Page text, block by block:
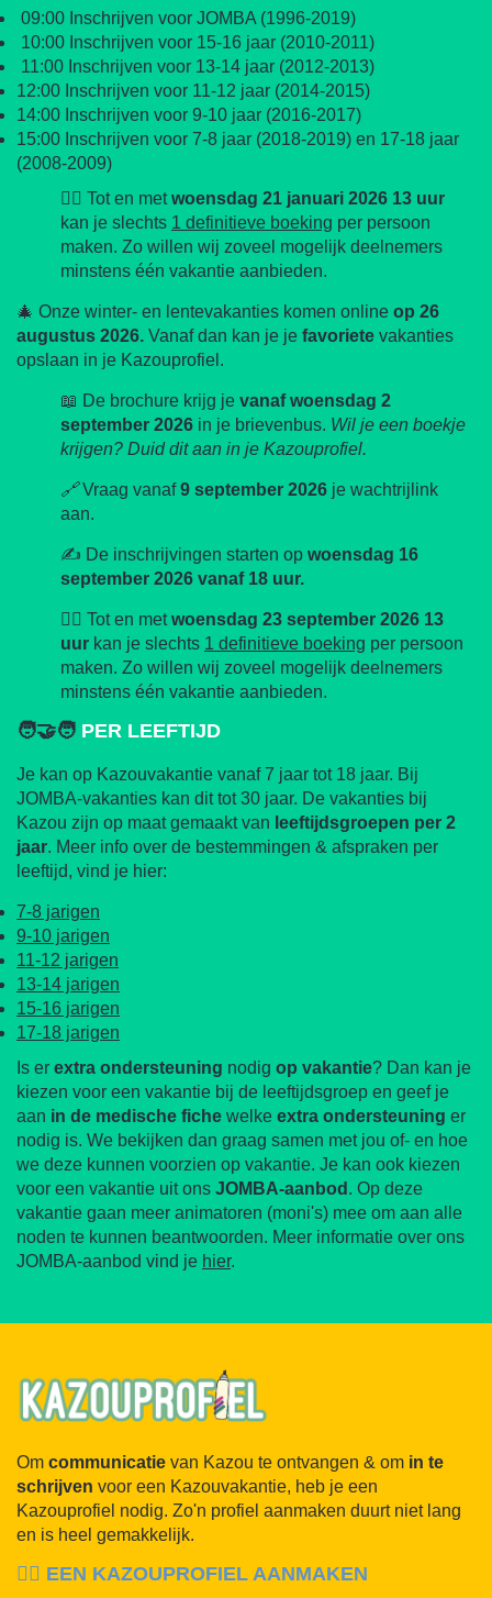
09:00 Inschrijven voor JOMBA (1996-2019)
10:00 Inschrijven voor 15-16 jaar (2010-2011)
11:00 Inschrijven voor 13-14 jaar (2012-2013)
12:00 Inschrijven voor 11-12 jaar (2014-2015)
14:00 Inschrijven voor 9-10 jaar (2016-2017)
15:00 Inschrijven voor 7-8 jaar (2018-2019) en 17-18 jaar
(2008-2009)
✌🏼 Tot en metwoensdag 21 januari 2026 13 uur
kan je slechts 1 definitieve boeking per persoon
maken. Zo willen wij zoveel mogelijk deelnemers
minstens één vakantie aanbieden.
🎄 Onze winter- en lentevakanties komen online op 26
augustus 2026. Vanaf dan kan je je favoriete vakanties
opslaan in je Kazouprofiel.
📖 De brochure krijg je vanaf woensdag 2
september 2026 in je brievenbus. Wil je een boekje
krijgen? Duid dit aan in je Kazouprofiel.
🔗Vraag vanaf9 september 2026 je wachtrijlink
aan.
✍️ De inschrijvingen starten op woensdag 16
september 2026 vanaf 18 uur.
✌🏼 Tot en metwoensdag 23 september 2026 13
uur kan je slechts 1 definitieve boeking per persoon
maken. Zo willen wij zoveel mogelijk deelnemers
minstens één vakantie aanbieden.
🧑‍🤝‍🧑 PER LEEFTIJD
Je kan op Kazouvakantie vanaf 7 jaar tot 18 jaar. Bij
JOMBA-vakanties kan dit tot 30 jaar. De vakanties bij
Kazou zijn op maat gemaakt van leeftijdsgroepen per 2
jaar. Meer info over de bestemmingen & afspraken per
leeftijd, vind je hier:
7-8 jarigen
9-10 jarigen
11-12 jarigen
13-14 jarigen
15-16 jarigen
17-18 jarigen
Is er extra ondersteuning nodig op vakantie? Dan kan je
kiezen voor een vakantie bij de leeftijdsgroep en geef je
aan in de medische fiche welke extra ondersteuning er
nodig is. We bekijken dan graag samen met jou of- en hoe
we deze kunnen voorzien op vakantie. Je kan ook kiezen
voor een vakantie uit ons JOMBA-aanbod . Op deze
vakantie gaan meer animatoren (moni's) mee om aan alle
noden te kunnen beantwoorden. Meer informatie over ons
JOMBA-aanbod vind je hier.
Om communicatie van Kazou te ontvangen & om in te
schrijven voor een Kazouvakantie, heb je een
Kazouprofiel nodig. Zo'n profiel aanmaken duurt niet lang
en is heel gemakkelijk.
✍🏽 EEN KAZOUPROFIEL AANMAKEN